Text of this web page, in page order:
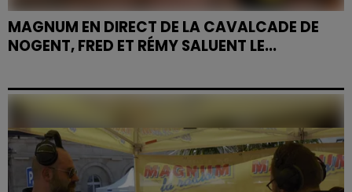
MAGNUM EN DIRECT DE LA CAVALCADE DE
NOGENT, FRED ET RÉMY SALUENT LE...